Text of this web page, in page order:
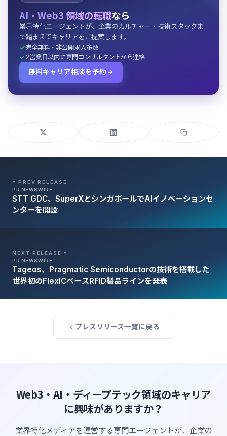
AI・Web3 領域の転職なら
業界特化エージェントが、企業のカルチャー・技術スタックま
で踏まえてキャリアをご提案します。
完全無料・非公開求人多数
2営業日以内に専門コンサルタントから連絡
無料キャリア相談を予約
« PREV RELEASE
PR NEWSWIRE
STT GDC、SuperXとシンガポールでAIイノベーションセ
ンターを開設
NEXT RELEASE »
PR NEWSWIRE
Tageos、Pragmatic Semiconductorの技術を搭載した
世界初のFlexICベースRFID製品ラインを発表
プレスリリース一覧に戻る
Web3・AI・ディープテック領域のキャリア
に興味がありますか？
業界特化メディアを運営する専門エージェントが、企業の